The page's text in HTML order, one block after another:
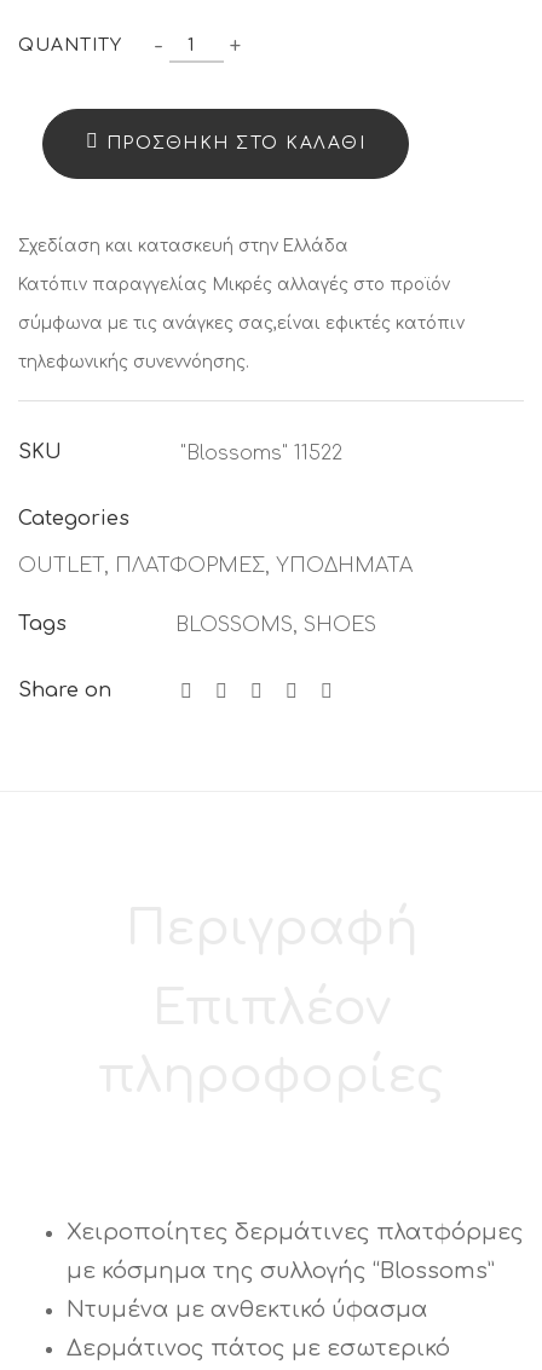
QUANTITY -
ΠΛΑΤΦΌΡΜΕΣ
"BLOSSOMS"
+
ΠΡΟΣΘΉΚΗ ΣΤΟ ΚΑΛΆΘΙ
Σχεδίαση και κατασκευή στην Ελλάδα
Κατόπιν παραγγελίας Μικρές αλλαγές στο προϊόν
σύμφωνα με τις ανάγκες σας,είναι εφικτές κατόπιν
τηλεφωνικής συνεννόησης.
SKU "Blossoms" 11522
Categories
OUTLET , ΠΛΑΤΦΟΡΜΕΣ, ΥΠΟΔΗΜΑΤΑ
Tags BLOSSOMS SHOES
Share on
Χειροποίητες δερμάτινες πλατφόρμες
με κόσμημα της συλλογής “Blossoms”
Ντυμένα με ανθεκτικό ύφασμα
Δερμάτινος πάτος με εσωτερικό